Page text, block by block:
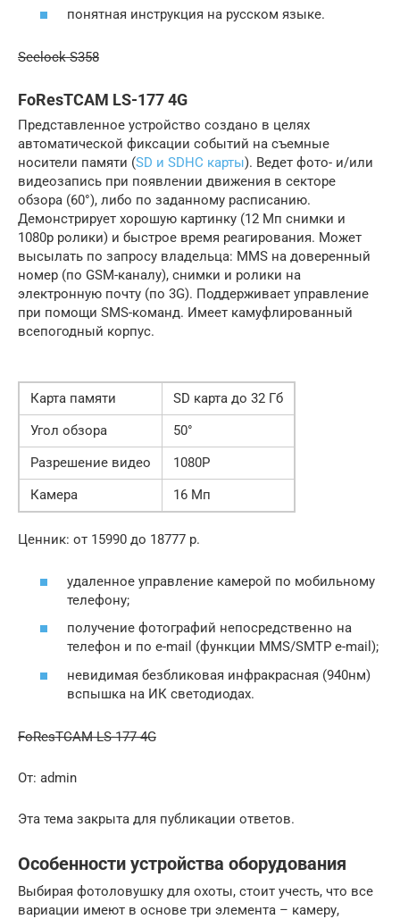
понятная инструкция на русском языке.
Seelock S358
FoResTCAM LS-177 4G
Представленное устройство создано в целях
автоматической фиксации событий на съемные
носители памяти (SD и SDHC карты). Ведет фото- и/или
видеозапись при появлении движения в секторе
обзора (60°), либо по заданному расписанию.
Демонстрирует хорошую картинку (12 Мп снимки и
1080р ролики) и быстрое время реагирования. Может
высылать по запросу владельца: MMS на доверенный
номер (по GSM-каналу), снимки и ролики на
электронную почту (по 3G). Поддерживает управление
при помощи SMS-команд. Имеет камуфлированный
всепогодный корпус.
Карта памяти
SD карта до 32 Гб
Угол обзора
50°
Разрешение видео
1080P
Камера
16 Мп
Ценник: от 15990 до 18777 р.
удаленное управление камерой по мобильному
телефону;
получение фотографий непосредственно на
телефон и по e-mail (функции MMS/SMTP e-mail);
невидимая безбликовая инфракрасная (940нм)
вспышка на ИК светодиодах.
FoResTCAM LS-177 4G
От: admin
Эта тема закрыта для публикации ответов.
Особенности устройства оборудования
Выбирая фотоловушку для охоты, стоит учесть, что все
вариации имеют в основе три элемента – камеру,